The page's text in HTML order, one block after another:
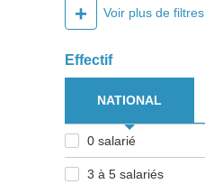
+ Voir plus de filtres
Effectif
NATIONAL
0 salarié
3 à 5 salariés